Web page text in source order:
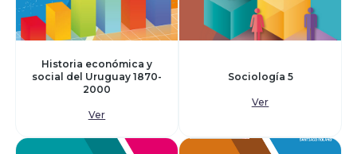
Historia económica y
social del Uruguay 1870-
2000
Ver
Sociología 5
Ver